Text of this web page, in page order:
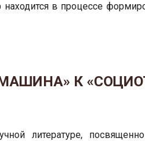
в процессе
К
литературе,